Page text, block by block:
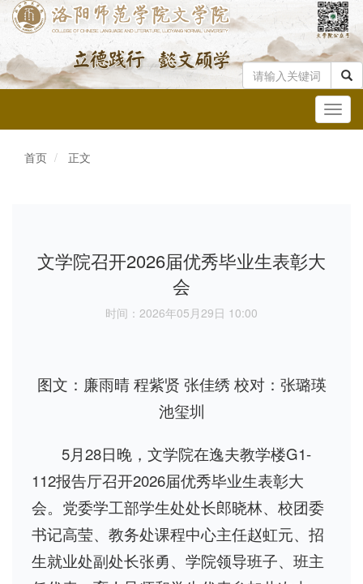
首页
正文
文学院召开2026届优秀毕业生表彰大
会
时间：2026年05月29日 10:00
图文：廉雨晴 程紫贤 张佳绣 校对：张璐瑛
池玺圳
5月28日晚，文学院在逸夫教学楼G1-
112报告厅召开2026届优秀毕业生表彰大
会。党委学工部学生处处长郎晓林、校团委
书记高莹、教务处课程中心主任赵虹元、招
生就业处副处长张勇、学院领导班子、班主